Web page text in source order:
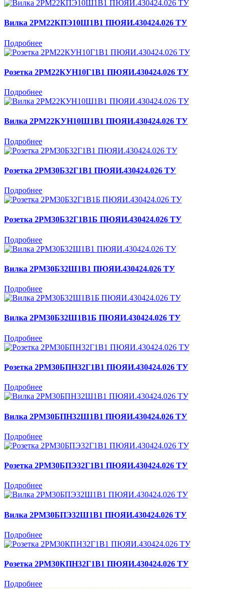
Вилка 2РМ22КПЭ10Ш1В1 ПЮЯИ.430424.026 ТУ
Подробнее
Розетка 2РМ22КУН10Г1В1 ПЮЯИ.430424.026 ТУ
Подробнее
Вилка 2РМ22КУН10Ш1В1 ПЮЯИ.430424.026 ТУ
Подробнее
Розетка 2РМ30Б32Г1В1 ПЮЯИ.430424.026 ТУ
Подробнее
Розетка 2РМ30Б32Г1В1Б ПЮЯИ.430424.026 ТУ
Подробнее
Вилка 2РМ30Б32Ш1В1 ПЮЯИ.430424.026 ТУ
Подробнее
Вилка 2РМ30Б32Ш1В1Б ПЮЯИ.430424.026 ТУ
Подробнее
Розетка 2РМ30БПН32Г1В1 ПЮЯИ.430424.026 ТУ
Подробнее
Вилка 2РМ30БПН32Ш1В1 ПЮЯИ.430424.026 ТУ
Подробнее
Розетка 2РМ30БПЭ32Г1В1 ПЮЯИ.430424.026 ТУ
Подробнее
Вилка 2РМ30БПЭ32Ш1В1 ПЮЯИ.430424.026 ТУ
Подробнее
Розетка 2РМ30КПН32Г1В1 ПЮЯИ.430424.026 ТУ
Подробнее